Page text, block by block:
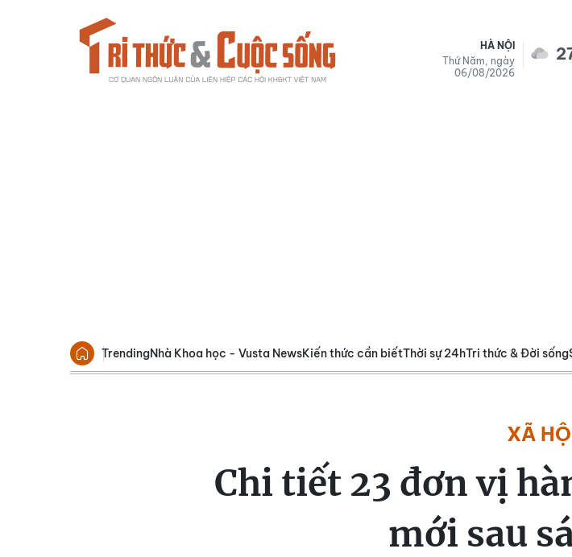
HÀ NỘI
Thứ Năm, ngày
06/08/2026
TrendingNhà Khoa học - Vusta NewsKiến thức cần biếtThời sự 24hTri thức & Đời sống
XÃ
Chi tiết 23 đơn vị
mới sau